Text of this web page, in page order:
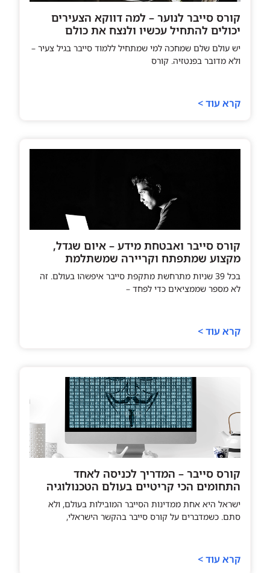
קורס סייבר לנוער – למה דווקא הצעירים
יכולים להתחיל עכשיו ולנצח את כולם
יש עולם שלם שמחכה למי שמתחיל ללמוד סייבר בגיל צעיר –
ולא מדובר בפנטזיה. קורס
קרא עוד >
קורס סייבר ואבטחת מידע – איום שגדל,
מקצוע שמתפתח וקריירה שמשתלמת
בכל 39 שניות מתרחשת מתקפת סייבר איפשהו בעולם. זה
לא מספר שממציאים כדי לפחד –
קרא עוד >
קורס סייבר – המדריך לכניסה לאחד
התחומים הכי קריטיים בעולם הטכנולוגיה
ישראל היא אחת ממדינות הסייבר המובילות בעולם, ולא
סתם. כשמדברים על קורס סייבר בהקשר הישראלי,
קרא עוד >